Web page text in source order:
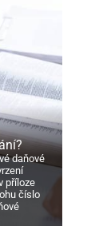
daňové
příloze
číslo